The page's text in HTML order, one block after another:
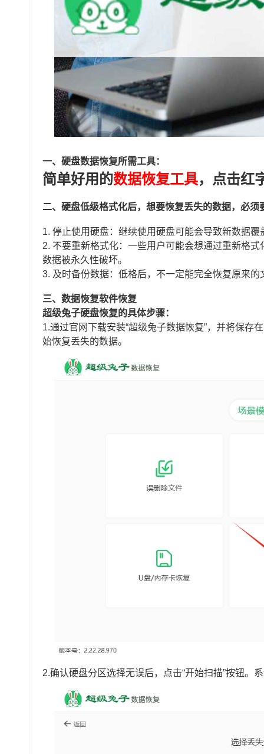
一、硬盘数据恢复所需工具：
简单好用的数据恢复工具，点击红
二、硬盘低级格式化后，想要恢复丢失的数据，必须
1. 停止使用硬盘：继续使用硬盘可能会导致新数据
2. 不要重新格式化：一些用户可能会想通过重新格
数据被永久性破坏。
3. 及时备份数据：低格后，不一定能完全恢复原来
三、数据恢复软件恢复
超级兔子硬盘恢复的具体步骤：
1.通过官网下载安装“超级兔子数据恢复”，并将保存
始恢复丢失的数据。
2.确认硬盘分区选择无误后，点击“开始扫描”按钮。